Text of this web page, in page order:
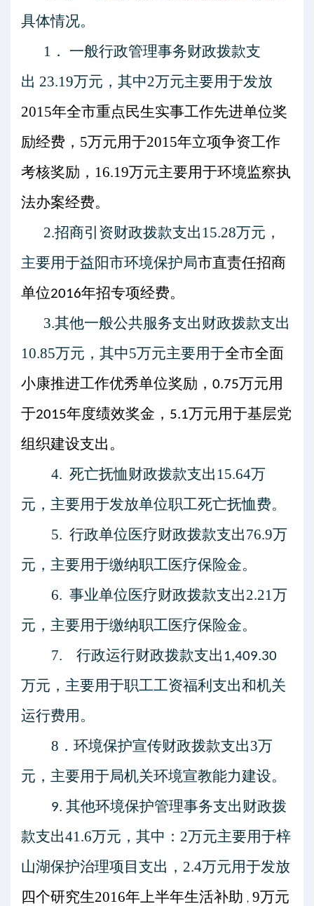
具体情况。
1 ． 一般行政管理事务财政拨款支
出 23.19万元，其中2万元主要用于发放
2015年全市重点民生实事工作先进单位奖
励经费， 5万元用于2015年立项争资工作
考核奖励， 16.19万元主要用于环境监察执
法办案经费。
2.招商引资财政拨款支出 15.28万元，
主要用于益阳市环境保护局市直责任招商
单位2016年招专项经费。
3.其他一般公共服务支出 财政拨款支出
10.85万元，其中5万元主要用于全市全面
小康推进工作优秀单位奖励， 0.75万元用
于2015年度绩效奖金， 5.1万元用于基层党
组织建设支出。
4. 死亡抚恤 财政拨款支出 15.64万
元，主要用于发放单位职工死亡抚恤费。
5. 行政单位医疗财政拨款支出76.9万
元，主要用于缴纳职工医疗保险金。
6. 事业单位医疗财政拨款支出2.21万
元，主要用于缴纳职工医疗保险金。
7.
行政运行财政拨款支出 1,409.30
万元， 主要用于职工工资福利支出和机关
运行费用。
8 ． 环境保护宣传财政拨款支出3万
元，主要用于局机关环境宣教能力建设。
9. 其他环境保护管理事务支出 财政拨
款支出41.6万元，其中： 2万元主要用于梓
山湖保护治理项目支出， 2.4万元用于发放
四个研究生2016年上半年生活补助 ， 9万元